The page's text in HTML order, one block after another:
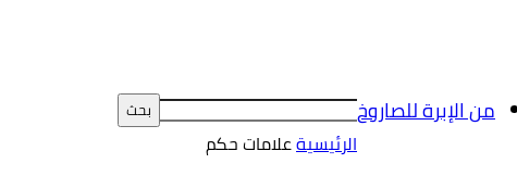
من الإبرة للصاروخ
الرئيسيةعلاماتحكم